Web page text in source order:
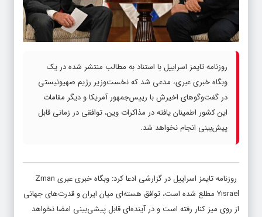
روزنامه تایمز اسراییل با استناد به مطالب منتشر شده در یک
وبگاه خبری عبری، مدعی شد که نخست‌وزیر رژیم صهیونیستی
در گفت‌وگوهای اخیرش با رییس‌جمهور آمریکا و دیگر مقامات
این کشور اطمینان یافته در مذاکرات وین، توافقی در زمانی قابل
پیش‌بینی انجام نخواهد شد.
روزنامه تایمز اسراییل در گزارشی ادعا کرد: وبگاه خبری عبری Zman
Yisrael مطلع شده است، توافق هسته‌ای میان ایران و قدرت‌های جهانی
از روی میز کنار رفته است و در آینده‌ای قابل پیشی‌بینی امضا نخواهد